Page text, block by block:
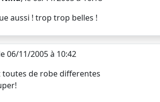
aussi ! trop trop belles !
06/11/2005 à 10:42
de robe differentes